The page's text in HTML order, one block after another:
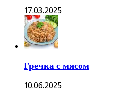
17.03.2025
Гречка с мясом
10.06.2025